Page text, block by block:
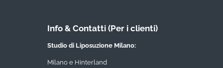
Info & Contatti (Per i clienti)
Studio di Liposuzione Milano:
Milano e Hinterland